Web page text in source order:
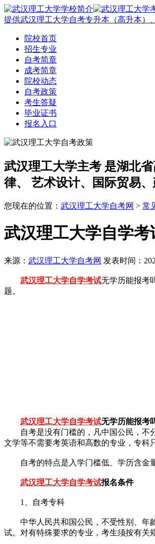
提供武汉理工大学自考专升本（高升本）
院校首页
招生专业
自考简章
成考简章
院校动态
自考政策
考生答疑
毕业证书
报名入口
武汉理工大学主考 是湖北
律、 艺术设计、国际贸易
您现在的位置： 武汉理工大学自考网 > 常
武汉理工大学自学考
来源： 武汉理工大学自考网 发表时间：
武汉理工大学自学考试无学历能报考
题。
武汉理工大学自学考试无学历能报考
自考是没有门槛的，凡中国公民，不分
文学等不需要考英语和高数的专业，专科
自考的特点是入学门槛低、学历含金量
武汉理工大学自学考试报名条件
1、自考专科
中华人民共和国公民，不受性别、年龄
试。对有特殊要求的专业，考生须按有关